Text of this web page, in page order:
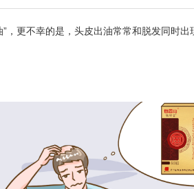
，更不幸的是，头皮出油常常和脱发同时